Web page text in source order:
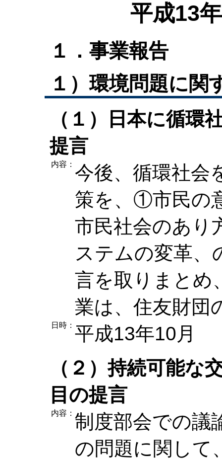
平成13
１．事業報告
１）環境問題に関
（１）日本に循環
提言
内容： 今後、循環社会
策を、①市民の
市民社会のあり
ステムの変革、
言を取りまとめ
業は、住友財団
日時： 平成13年10月
（２）持続可能な
目の提言
内容： 制度部会での議
の問題に関して